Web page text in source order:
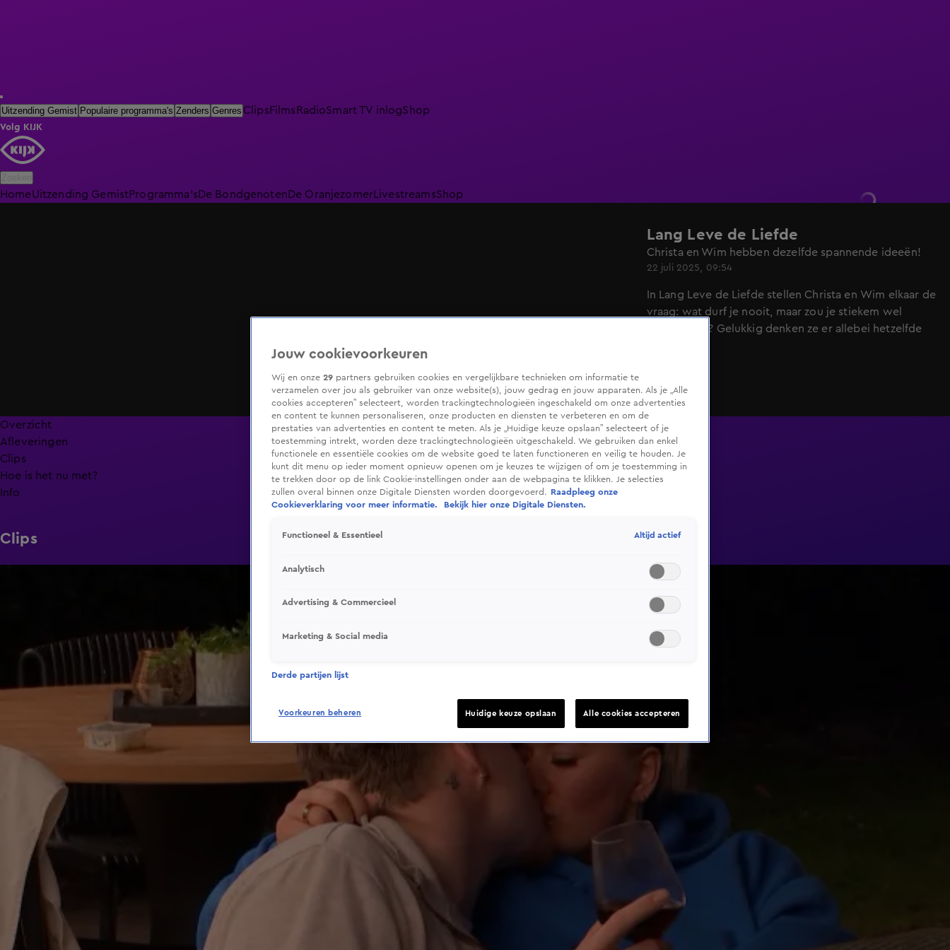
Uitzending Gemist Populaire programma's Zenders Genres ClipsFilmsRadioSmart TV inlogShop
Volg KIJK
HomeUitzending GemistProgramma'sDe BondgenotenDe Oranjezomer LivestreamsShop
Lang Leve de Liefde
Christa en Wim hebben dezelfde spannende ideeën!
22 juli 2025, 09:54
In Lang Leve de Liefde stellen Christa en Wim elkaar de
vraag: wat durf je nooit, maar zou je stiekem wel
willen doen? Gelukkig denken ze er allebei hetzelfde
Overzicht
Afleveringen
Clips
Hoe is het nu met?
Info
Clips
Jouw cookievoorkeuren
Wij en onze 29 partners gebruiken cookies en vergelijkbare technieken om informatie te
verzamelen over jou als gebruiker van onze website(s), jouw gedrag en jouw apparaten. Als je „Alle
cookies accepteren” selecteert, worden trackingtechnologieën ingeschakeld om onze advertenties
en content te kunnen personaliseren, onze producten en diensten te verbeteren en om de
prestaties van advertenties en content te meten. Als je „Huidige keuze opslaan” selecteert of je
toestemming intrekt, worden deze trackingtechnologieën uitgeschakeld. We gebruiken dan enkel
functionele en essentiële cookies om de website goed te laten functioneren en veilig te houden. Je
kunt dit menu op ieder moment opnieuw openen om je keuzes te wijzigen of om je toestemming in
te trekken door op de link Cookie-instellingen onder aan de webpagina te klikken. Je selecties
zullen overal binnen onze Digitale Diensten worden doorgevoerd.
Raadpleeg onze
Cookieverklaring voor meer informatie.
Bekijk hier onze Digitale Diensten.
Functioneel & Essentieel Altijd actief
Analytisch
Advertising & Commercieel
Marketing & Social media
Derde partijen lijst
Voorkeuren beheren Huidige keuze opslaan Alle cookies accepteren